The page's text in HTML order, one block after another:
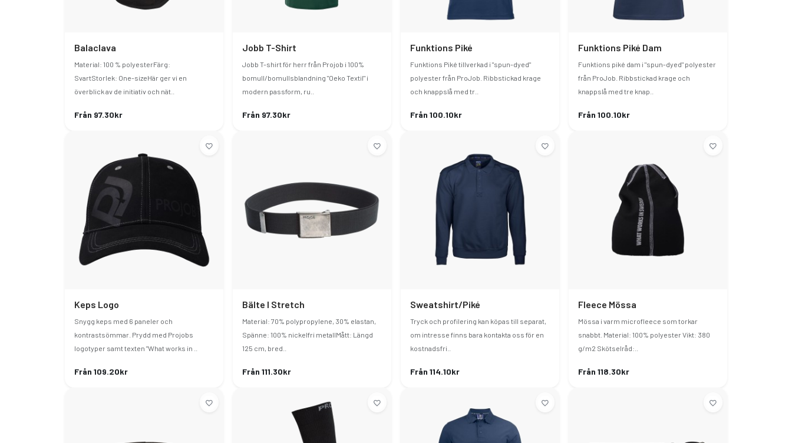
Balaclava
Material: 100 % polyesterFärg:
SvartStorlek: One-sizeHär ger vi en
överblick av de initiativ och nät..
Från 97.30kr
Jobb T-Shirt
Jobb T-shirt för herr från Projob i 100%
bomull/bomullsblandning "Oeko Textil" i
modern passform, ru..
Från 97.30kr
Funktions Piké
Funktions Piké tillverkad i "spun-dyed"
polyester från ProJob. Ribbstickad krage
och knappslå med tr..
Från 100.10kr
Funktions Piké Dam
Funktions piké dam i "spun-dyed" polyester
från ProJob. Ribbstickad krage och
knappslå med tre knap..
Från 100.10kr
Keps Logo
Snygg keps med 6 paneler och
kontrastsömmar. Prydd med Projobs
logotyper samt texten "What works in ..
Från 109.20kr
Bälte I Stretch
Material: 70% polypropylene, 30% elastan,
Spänne: 100% nickelfri metallMått: Längd
125 cm, bred..
Från 111.30kr
Sweatshirt/Piké
Tryck och profilering kan köpas till separat,
om intresse finns bara kontakta oss för en
kostnadsfri..
Från 114.10kr
Fleece Mössa
Mössa i varm microfleece som torkar
snabbt. Material: 100% polyester Vikt: 380
g/m2 Skötselråd:..
Från 118.30kr